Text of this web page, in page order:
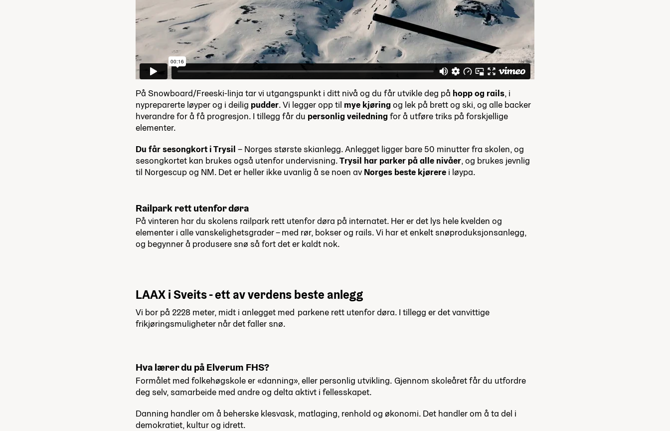
På Snow­board­/Freeski-linja tar vi utgangs­punkt i ditt nivå og du får utvikle deg på hopp og rails, i
nypreparerte løyper og i deilig pudder. Vi leg­ger opp til mye kjø­ring og lek på bret­t og ski, og alle backer
hver­andre for å få progresjon. I til­legg får du personlig vei­led­ning for å utføre triks på for­skjel­lige
elementer.
Du får sesongkort i Trysil – Norges største skianlegg. Anlegget ligger bare 50 minutter fra skolen, og
sesongkortet kan brukes også utenfor undervisning.Trysil har parker på alle nivåer, og brukes jevnlig
til Norgescup og NM. Det er heller ikke uvanlig å se noen av Norges beste kjørere i løypa.
Railpark rett utenfor døra
På vinteren har du skolens railpark rett utenfor døra på internatet. Her er det lys hele kvelden og
elementer i alle vanskelighetsgrader – med rør, bokser og rails. Vi har et enkelt snøproduksjonsanlegg,
og begynner å produsere snø så fort det er kaldt nok.
LAAX i Sveits - ett av verdens beste anlegg
Vi bor på 2228 meter, midt i anlegget med parkene rett utenfor døra. I tillegg er det vanvittige
frikjøringsmuligheter når det faller snø.
Hva lærer du på Elverum FHS?
Formålet med folkehøgskole er «danning», eller personlig utvikling. Gjennom skoleåret får du utfordre
deg selv, samarbeide med andre og delta aktivt i fellesskapet.
Danning handler om å beherske klesvask, matlaging, renhold og økonomi. Det handler om å ta del i
demokratiet, kultur og idrett.